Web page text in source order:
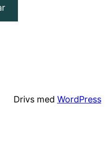
Drivs med WordPress